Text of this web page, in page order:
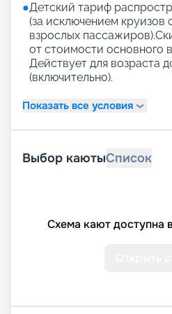
●Детский тариф
(за исключением круизов
взрослых
от стоимости основного
Действует для возраста
(включительно).
Показать все условия
Выбор каютыСписок
Схема кают доступна